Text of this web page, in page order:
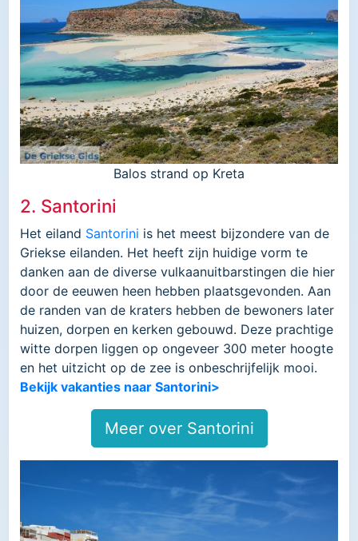
Balos strand op Kreta
2. Santorini
Het eiland Santorini is het meest bijzondere van de
Griekse eilanden. Het heeft zijn huidige vorm te
danken aan de diverse vulkaanuitbarstingen die hier
door de eeuwen heen hebben plaatsgevonden. Aan
de randen van de kraters hebben de bewoners later
huizen, dorpen en kerken gebouwd. Deze prachtige
witte dorpen liggen op ongeveer 300 meter hoogte
en het uitzicht op de zee is onbeschrijfelijk mooi.
Bekijk vakanties naar Santorini>
Meer over Santorini